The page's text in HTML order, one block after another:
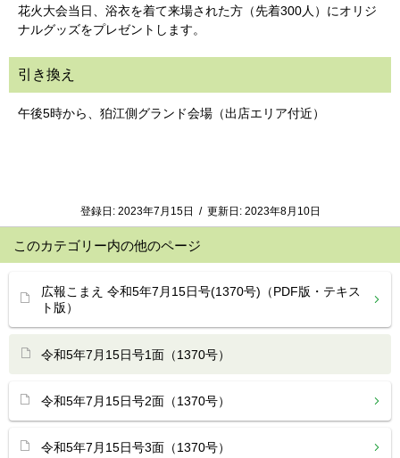
花火大会当日、浴衣を着て来場された方（先着300人）にオリジ
ナルグッズをプレゼントします。
引き換え
午後5時から、狛江側グランド会場（出店エリア付近）
登録日: 2023年7月15日 / 更新日: 2023年8月10日
このカテゴリー内の他のページ
広報こまえ 令和5年7月15日号(1370号)（PDF版・テキス
ト版）
令和5年7月15日号1面（1370号）
令和5年7月15日号2面（1370号）
令和5年7月15日号3面（1370号）